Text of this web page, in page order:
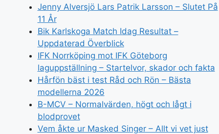
Jenny Alversjö Lars Patrik Larsson – Slutet På
11 År
Bik Karlskoga Match Idag Resultat –
Uppdaterad Överblick
IFK Norrköping mot IFK Göteborg
laguppställning – Startelvor, skador och fakta
Hårfön bäst i test Råd och Rön – Bästa
modellerna 2026
B-MCV – Normalvärden, högt och lågt i
blodprovet
Vem åkte ur Masked Singer – Allt vi vet just